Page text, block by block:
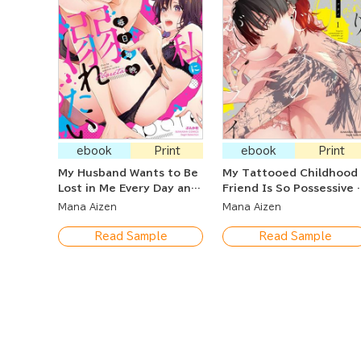
ebook Print
My Husband Wants to Be
Lost in Me Every Day and
Night.
Mana Aizen
Read Sample
ebook Print
My Tattooed Childhood
Friend Is So Possessive
Hurts
Mana Aizen
Read Sample